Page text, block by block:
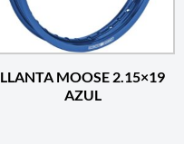
LLANTA MOOSE 2.15×19
AZUL